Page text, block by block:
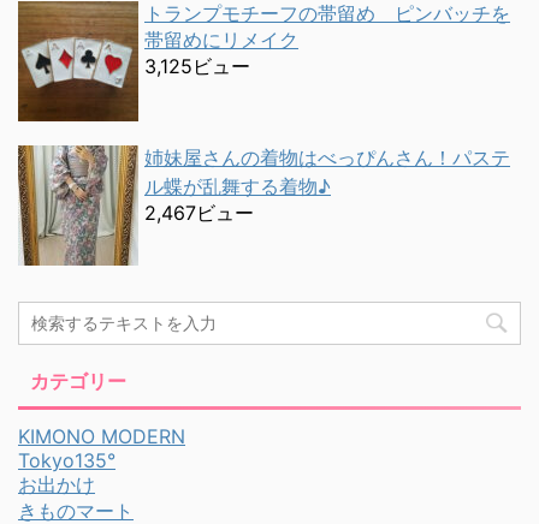
トランプモチーフの帯留め ピンバッチを
帯留めにリメイク
3,125ビュー
姉妹屋さんの着物はべっぴんさん！パステ
ル蝶が乱舞する着物♪
2,467ビュー
カテゴリー
KIMONO MODERN
Tokyo135°
お出かけ
きものマート